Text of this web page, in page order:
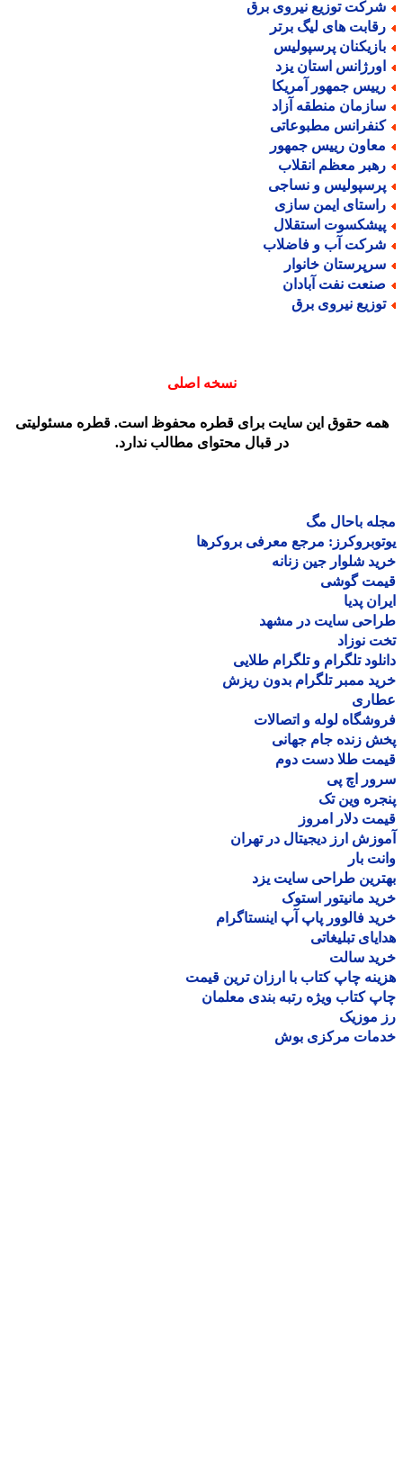
توزیع نیروی برق
های لیگ برتر
پرسپولیس
استان یزد
جمهور آمریکا
منطقه آزاد
مطبوعاتی
رییس جمهور
معظم انقلاب
و نساجی
ایمن سازی
استقلال
آب و فاضلاب
خانوار
نفت آبادان
نیروی برق
نسخه اصلی
حقوق این سایت برای قطره محفوظ است. قطره مسئولیتی
در قبال محتوای مطالب ندارد.
باحال مگ
مرجع معرفی بروکرها
شلوار جین زنانه
گوشی
پدیا
سایت در مشهد
نوزاد
تلگرام و تلگرام طلایی
ممبر تلگرام بدون ریزش
لوله و اتصالات
زنده جام جهانی
طلا دست دوم
اچ پی
وین تک
دلار امروز
ارز دیجیتال در تهران
بار
طراحی سایت یزد
مانیتور استوک
فالوور پاپ آپ اینستاگرام
تبلیغاتی
سالت
چاپ کتاب با ارزان ترین قیمت
کتاب ویژه رتبه بندی معلمان
موزیک
مرکزی بوش